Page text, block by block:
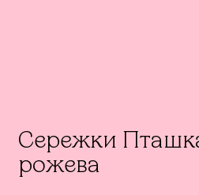
Сережки
рожева